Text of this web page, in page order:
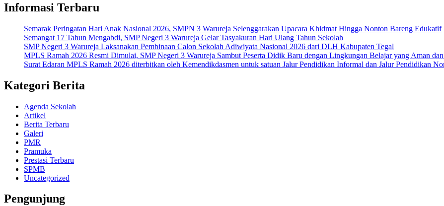
Informasi Terbaru
Semarak Peringatan Hari Anak Nasional 2026, SMPN 3 Warureja Selenggarakan Upacara Khidmat Hingga Nonton Bareng Edukatif
Semangat 17 Tahun Mengabdi, SMP Negeri 3 Warureja Gelar Tasyakuran Hari Ulang Tahun Sekolah
SMP Negeri 3 Warureja Laksanakan Pembinaan Calon Sekolah Adiwiyata Nasional 2026 dari DLH Kabupaten Tegal
MPLS Ramah 2026 Resmi Dimulai, SMP Negeri 3 Warureja Sambut Peserta Didik Baru dengan Lingkungan Belajar yang Aman
Surat Edaran MPLS Ramah 2026 diterbitkan oleh Kemendikdasmen untuk satuan Jalur Pendidikan Informal dan Jalur Pendidikan
Kategori Berita
Agenda Sekolah
Artikel
Berita Terbaru
Galeri
PMR
Pramuka
Prestasi Terbaru
SPMB
Uncategorized
Pengunjung